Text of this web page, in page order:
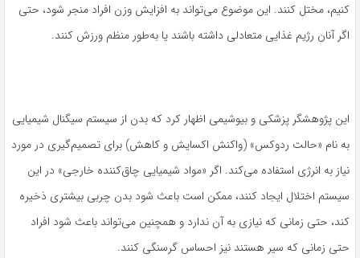
کنیم، مختل کنند. این موضوع می‌تواند به افزایش وزن افراد منجر شود، حتی
اگر آنان رژیم غذایی متعادلی داشته باشند یا به‌طور منظم ورزش کنند.
این پژوهشگر پزشکی و بیوشیمی اظهار کرد که بدن از سیستم سیگنال شیمیایی
به نام «حالت ردوکس» (واکنش اکسایش و کاهش) برای تصمیم‌گیری در مورد
نیاز به انرژی استفاده می‌کند. اگر «مواد شیمیایی چاق‌کننده خارجی» در این
سیستم اختلال ایجاد کنند، ممکن است باعث شود بدن چربی بیشتری ذخیره
کند، حتی زمانی که نیازی به آن ندارد و همچنین می‌تواند باعث شود افراد
حتی زمانی که سیر هستند نیز احساس گرسنگی کنند.